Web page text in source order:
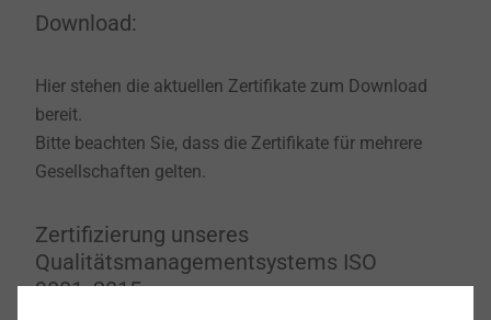
Download:
Hier stehen die aktuellen Zertifikate zum Download
bereit.
Bitte beachten Sie, dass die Zertifikate für mehrere
Gesellschaften gelten.
Zertifizierung unseres
Qualitätsmanagementsystems ISO
9001_2015